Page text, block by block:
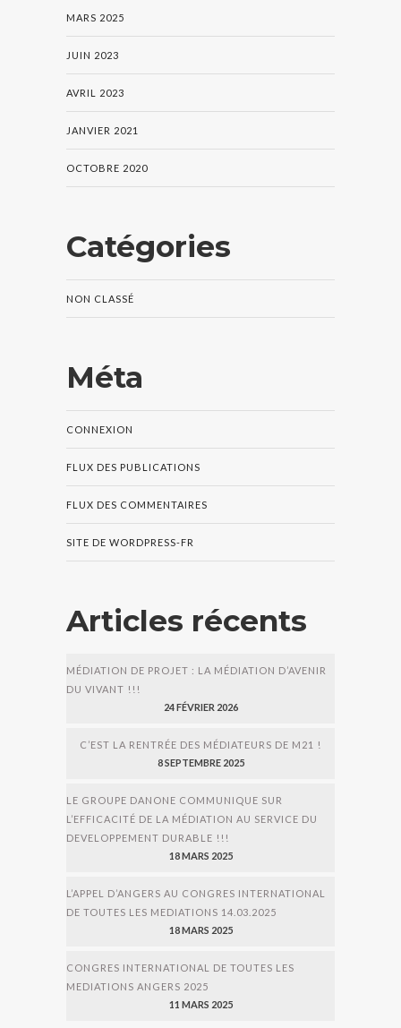
MARS 2025
JUIN 2023
AVRIL 2023
JANVIER 2021
OCTOBRE 2020
Catégories
NON CLASSÉ
Méta
CONNEXION
FLUX DES PUBLICATIONS
FLUX DES COMMENTAIRES
SITE DE WORDPRESS-FR
Articles récents
MÉDIATION DE PROJET : LA MÉDIATION D’AVENIR
DU VIVANT !!!
24 FÉVRIER 2026
C’EST LA RENTRÉE DES MÉDIATEURS DE M21 !
8 SEPTEMBRE 2025
LE GROUPE DANONE COMMUNIQUE SUR
L’EFFICACITÉ DE LA MÉDIATION AU SERVICE DU
DEVELOPPEMENT DURABLE !!!
18 MARS 2025
L’APPEL D’ANGERS AU CONGRES INTERNATIONAL
DE TOUTES LES MEDIATIONS 14.03.2025
18 MARS 2025
CONGRES INTERNATIONAL DE TOUTES LES
MEDIATIONS ANGERS 2025
11 MARS 2025